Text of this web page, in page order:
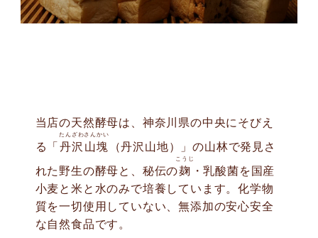
当店の天然酵母は、神奈川県の中央にそびえ
る「丹沢山塊
たんざわさんかい
（丹沢山地）」の山林で発見さ
れた野生の酵母と、秘伝の麹
こうじ
・乳酸菌を国産
小麦と米と水のみで培養しています。化学物
質を一切使用していない、無添加の安心安全
な自然食品です。